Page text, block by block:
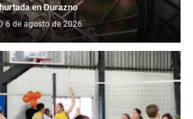
hurtada en Durazno
6 de agosto de 2026